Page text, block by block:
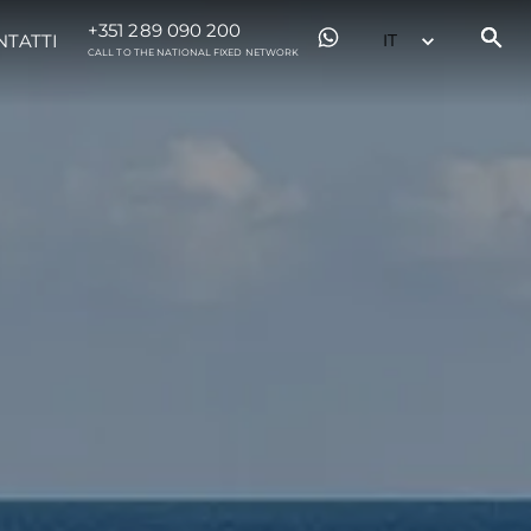
+351 289 090 200
CALL TO THE NATIONAL FIXED NETWORK